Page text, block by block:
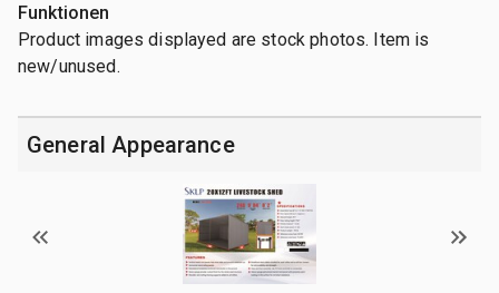
Funktionen
Product images displayed are stock photos. Item is
new/unused.
General Appearance